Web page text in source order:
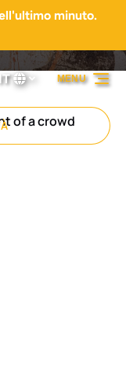
minuto.
Seleziona
la
tua
lingua
IT MENU